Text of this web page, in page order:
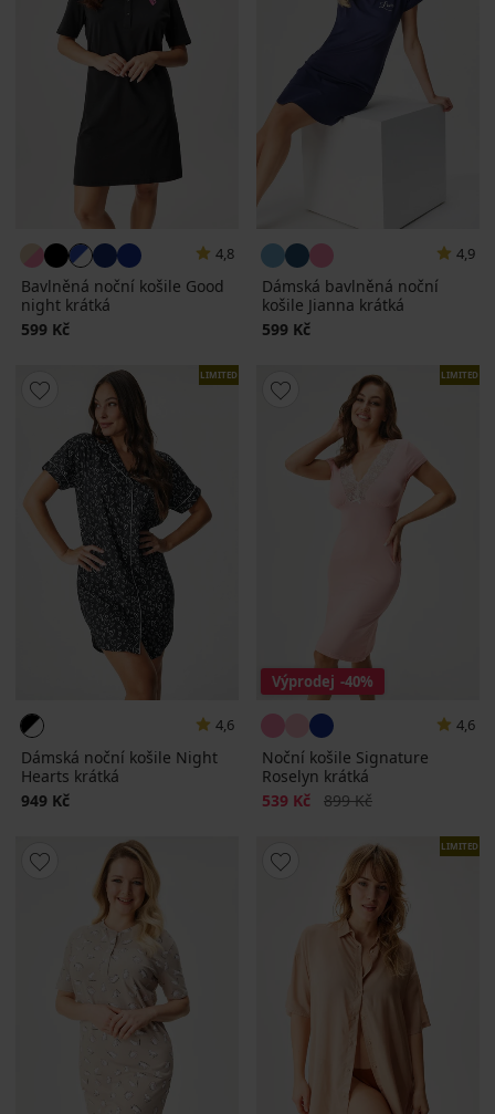
4,8
Bavlněná noční košile Good
night krátká
599 Kč
4,9
Dámská bavlněná noční
košile Jianna krátká
599 Kč
LIMITED
4,6
Dámská noční košile Night
Hearts krátká
949 Kč
LIMITED
Výprodej -40%
4,6
Noční košile Signature
Roselyn krátká
Sleva
539 Kč Původní cena
899 Kč
LIMITED